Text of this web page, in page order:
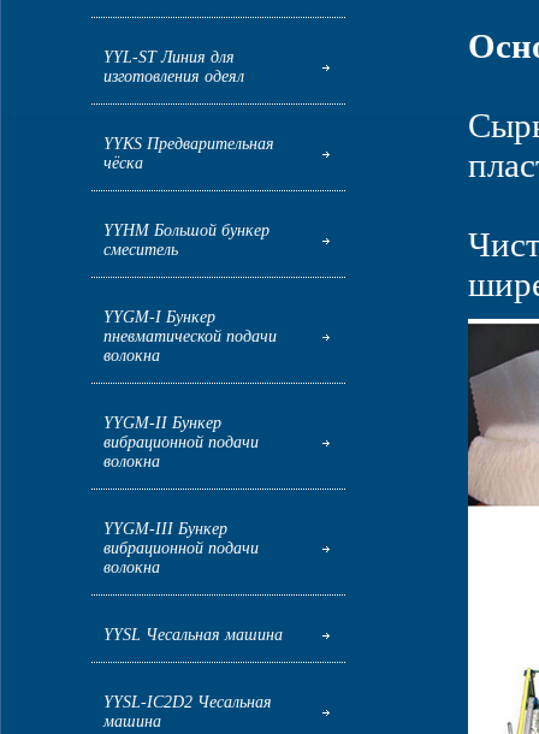
YYL-ST Линия для
изготовления одеял
YYKS Предварительная
чёска
YYHM Большой бункер
смеситель
YYGM-I Бункер
пневматической подачи
волокна
YYGM-II Бункер
вибрационной подачи
волокна
YYGM-III Бункер
вибрационной подачи
волокна
YYSL Чесальная машина
YYSL-IC2D2 Чесальная
машина